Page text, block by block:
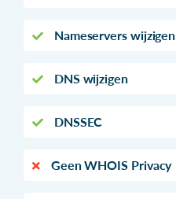
Nameservers wijzigen
DNS wijzigen
DNSSEC
Geen WHOIS Privacy